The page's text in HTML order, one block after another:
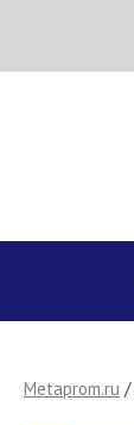
Metaprom.ru /